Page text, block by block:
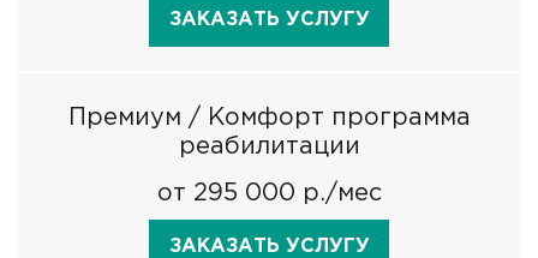
ЗАКАЗАТЬ УСЛУГУ
Премиум / Комфорт программа
реабилитации
от 295 000 р./мес
ЗАКАЗАТЬ УСЛУГУ